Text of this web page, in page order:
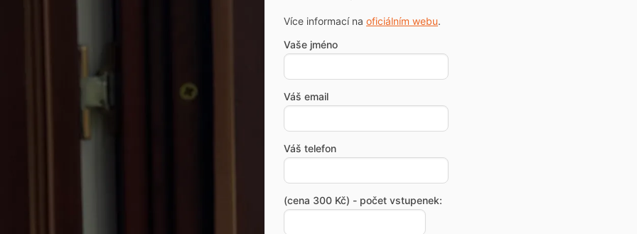
Více informací na oficiálním webu.
Vaše jméno
Váš email
Váš telefon
(cena 300 Kč) - počet vstupenek: